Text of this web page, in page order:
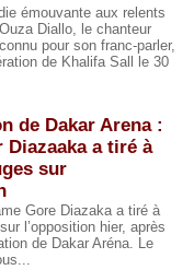
émouvante aux relents
Diallo, le chanteur
pour son franc-parler,
de Khalifa Sall le 30
de Dakar Arena :
Diazaaka a tiré à
sur
Gore Diazaka a tiré à
l’opposition hier, après
de Dakar Aréna. Le